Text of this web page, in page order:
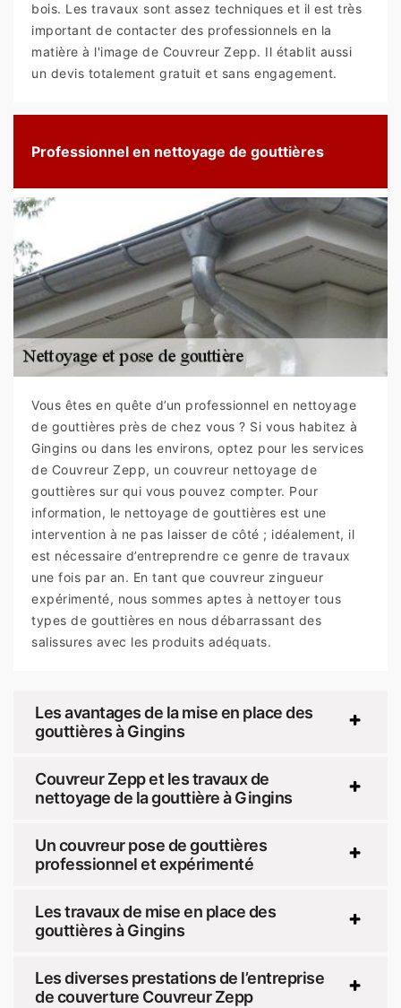
bois. Les travaux sont assez techniques et il est très
important de contacter des professionnels en la
matière à l'image de Couvreur Zepp. Il établit aussi
un devis totalement gratuit et sans engagement.
Professionnel en nettoyage de gouttières
Vous êtes en quête d’un professionnel en nettoyage
de gouttières près de chez vous ? Si vous habitez à
Gingins ou dans les environs, optez pour les services
de Couvreur Zepp, un couvreur nettoyage de
gouttières sur qui vous pouvez compter. Pour
information, le nettoyage de gouttières est une
intervention à ne pas laisser de côté ; idéalement, il
est nécessaire d’entreprendre ce genre de travaux
une fois par an. En tant que couvreur zingueur
expérimenté, nous sommes aptes à nettoyer tous
types de gouttières en nous débarrassant des
salissures avec les produits adéquats.
Les avantages de la mise en place des
gouttières à Gingins
Couvreur Zepp et les travaux de
nettoyage de la gouttière à Gingins
Un couvreur pose de gouttières
professionnel et expérimenté
Les travaux de mise en place des
gouttières à Gingins
Les diverses prestations de l’entreprise
de couverture Couvreur Zepp